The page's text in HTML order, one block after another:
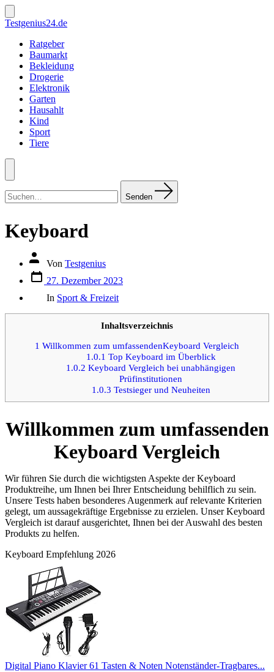
Zum
Inhalt
springen
Suche
ein-/ausblenden
Testgenius24.de
Ratgeber
Baumarkt
Bekleidung
Drogerie
Elektronik
Garten
Hausahlt
Kind
Sport
Tiere
Menü
nach:
Senden
Keyboard
Autor
Beitrags
Von Testgenius
Datum
des
Beitrags
27. Dezember 2023
In Sport & Freizeit
Inhaltsverzeichnis
1 Willkommen zum umfassendenKeyboard Vergleich
1.0.1 Top Keyboard im Überblick
1.0.2 Keyboard Vergleich bei unabhängigen
Prüfinstitutionen
1.0.3 Testsieger und Neuheiten
Willkommen zum umfassenden
Keyboard Vergleich
Wir führen Sie durch die wichtigsten Aspekte der Keyboard
Produktreihe, um Ihnen bei Ihrer Entscheidung behilflich zu sein.
Unsere Tests haben besonderes Augenmerk auf relevante Kriterien
gelegt, um aussagekräftige Ergebnisse zu erzielen. Unser Keyboard
Vergleich ist darauf ausgerichtet, Ihnen bei der Auswahl des besten
Produkts zu helfen.
Keyboard Empfehlung 2026
Digital Piano Klavier 61 Tasten & Noten Notenständer-Tragbares...